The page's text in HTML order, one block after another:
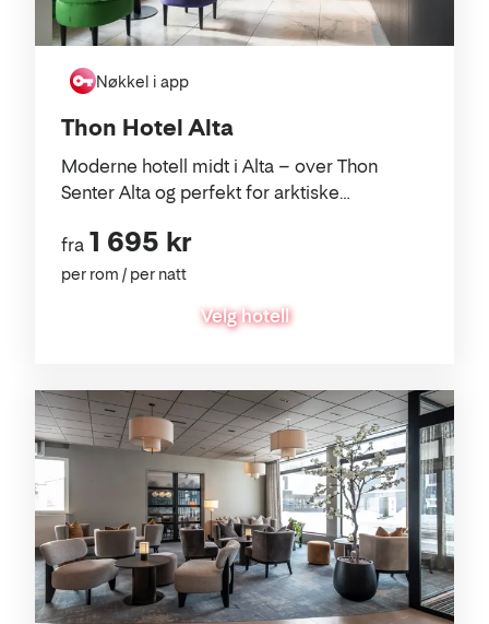
Thon Hotel Alta
Moderne hotell midt i Alta – over Thon
Senter Alta og perfekt for arktiske
Nøkkel i app
fra 1 695 kr
per rom / per natt
Velg hotell